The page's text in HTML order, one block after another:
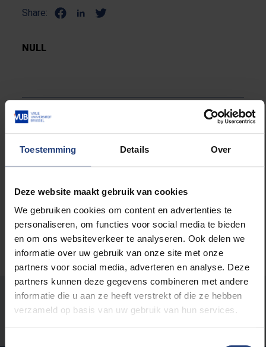
Toestemming Details Over
Deze website maakt gebruik van cookies
We gebruiken cookies om content en advertenties te
personaliseren, om functies voor social media te bieden
en om ons websiteverkeer te analyseren. Ook delen we
informatie over uw gebruik van onze site met onze
partners voor social media, adverteren en analyse. Deze
partners kunnen deze gegevens combineren met andere
informatie die u aan ze heeft verstrekt of die ze hebben
verzameld op basis van uw gebruik van hun services.
Share:
NULL
Career
Was there an error on this page?